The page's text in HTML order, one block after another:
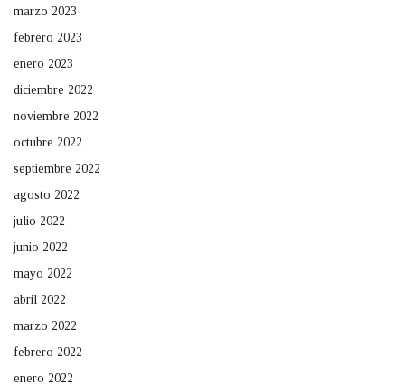
marzo 2023
febrero 2023
enero 2023
diciembre 2022
noviembre 2022
octubre 2022
septiembre 2022
agosto 2022
julio 2022
junio 2022
mayo 2022
abril 2022
marzo 2022
febrero 2022
enero 2022